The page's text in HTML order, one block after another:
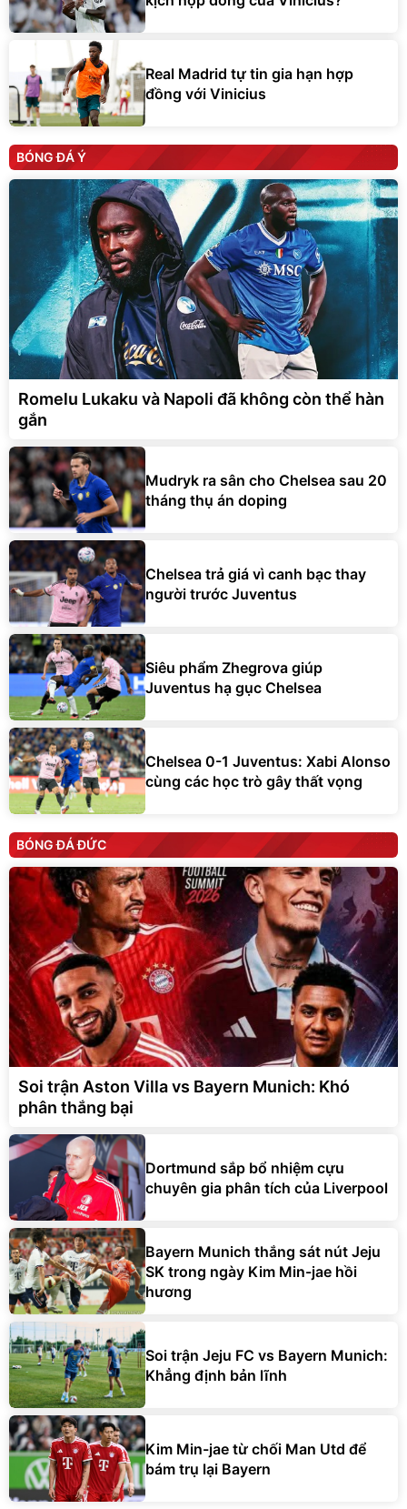
Real Madrid tự tin gia hạn hợp
đồng với Vinicius
BÓNG ĐÁ Ý
Romelu Lukaku và Napoli đã không còn thể hàn
gắn
Mudryk ra sân cho Chelsea sau 20
tháng thụ án doping
Chelsea trả giá vì canh bạc thay
người trước Juventus
Siêu phẩm Zhegrova giúp
Juventus hạ gục Chelsea
Chelsea 0-1 Juventus: Xabi Alonso
cùng các học trò gây thất vọng
BÓNG ĐÁ ĐỨC
Soi trận Aston Villa vs Bayern Munich: Khó
phân thắng bại
Dortmund sắp bổ nhiệm cựu
chuyên gia phân tích của Liverpool
Bayern Munich thắng sát nút Jeju
SK trong ngày Kim Min-jae hồi
hương
Soi trận Jeju FC vs Bayern Munich:
Khẳng định bản lĩnh
Kim Min-jae từ chối Man Utd để
bám trụ lại Bayern